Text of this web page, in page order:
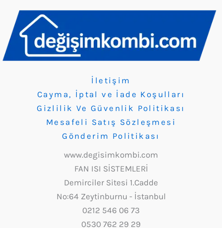
İletişim
Cayma, İptal ve İade Koşulları
Gizlilik Ve Güvenlik Politikası
Mesafeli Satış Sözleşmesi
Gönderim Politikası
www.degisimkombi.com
FAN ISI SİSTEMLERİ
Demirciler Sitesi 1.Cadde
No:64 Zeytinburnu - İstanbul
0212 546 06 73
0530 762 29 29